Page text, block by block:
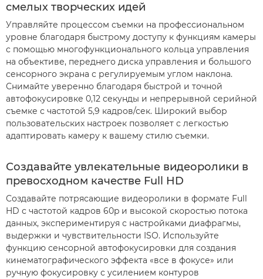
смелых творческих идей
Управляйте процессом съемки на профессиональном
уровне благодаря быстрому доступу к функциям камеры
с помощью многофункционального кольца управления
на объективе, переднего диска управления и большого
сенсорного экрана с регулируемым углом наклона.
Снимайте уверенно благодаря быстрой и точной
автофокусировке 0,12 секунды и непрерывной серийной
съемке с частотой 5,9 кадров/сек. Широкий выбор
пользовательских настроек позволяет с легкостью
адаптировать камеру к вашему стилю съемки.
Создавайте увлекательные видеоролики в
превосходном качестве Full HD
Создавайте потрясающие видеоролики в формате Full
HD с частотой кадров 60p и высокой скоростью потока
данных, экспериментируя с настройками диафрагмы,
выдержки и чувствительности ISO. Используйте
функцию сенсорной автофокусировки для создания
кинематографического эффекта «все в фокусе» или
ручную фокусировку с усилением контуров